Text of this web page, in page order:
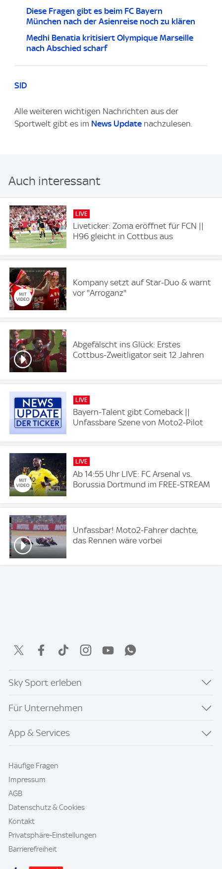
Diese Fragen gibt es beim FC Bayern
München nach der Asienreise noch zu klären
Medhi Benatia kritisiert Olympique Marseille
nach Abschied scharf
SID
Alle weiteren wichtigen Nachrichten aus der
Sportwelt gibt es im News Update nachzulesen.
Auch interessant
LIVE
Liveticker: Zoma eröffnet für FCN ||
H96 gleicht in Cottbus aus
Kompany setzt auf Star-Duo & warnt
vor "Arroganz"
Abgefälscht ins Glück: Erstes
Cottbus-Zweitligator seit 12 Jahren
LIVE
Bayern-Talent gibt Comeback ||
Unfassbare Szene von Moto2-Pilot
LIVE
Ab 14:55 Uhr LIVE: FC Arsenal vs.
Borussia Dortmund im FREE-STREAM
Unfassbar! Moto2-Fahrer dachte,
das Rennen wäre vorbei
Sky Sport erleben
Für Unternehmen
App & Services
Häufige Fragen
Impressum
AGB
Datenschutz & Cookies
Kontakt
Privatsphäre-Einstellungen
Barrierefreiheit